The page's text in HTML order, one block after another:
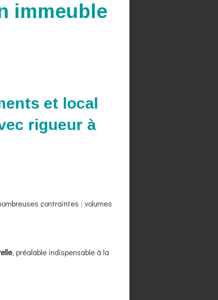
immeuble
et local
rigueur à
contraintes : volumes
, préalable indispensable à la